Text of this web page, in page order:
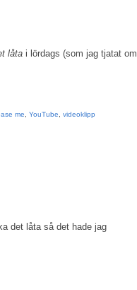
låta i lördags (som jag tjatat om
me YouTube videoklipp
det låta så det hade jag